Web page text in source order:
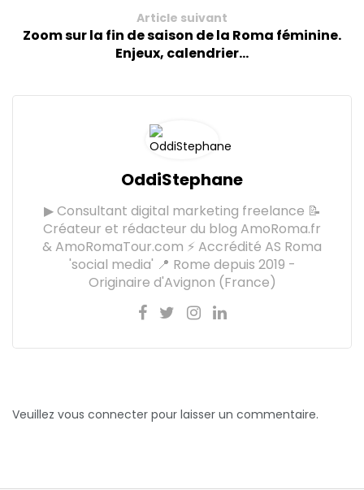
Article suivant
Zoom sur la fin de saison de la Roma féminine.
Enjeux, calendrier...
OddiStephane
▶ Consultant digital marketing freelance 📝
Créateur et rédacteur du blog AmoRoma.fr
& AmoRomaTour.com ⚡ Accrédité AS Roma
'social media' 📍 Rome depuis 2019 -
Originaire d'Avignon (France)
Veuillez vous connecter pour laisser un commentaire.